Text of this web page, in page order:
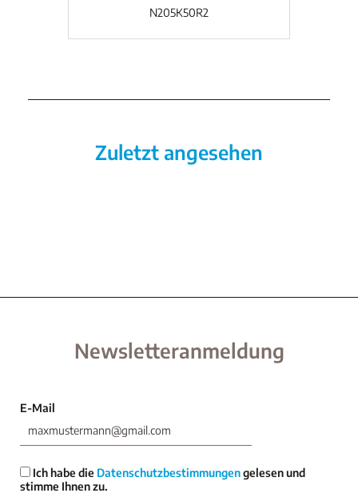
N205K50R2
Zuletzt angesehen
Newsletteranmeldung
E-Mail
Ich habe die Datenschutzbestimmungengelesen und
stimme Ihnen zu.